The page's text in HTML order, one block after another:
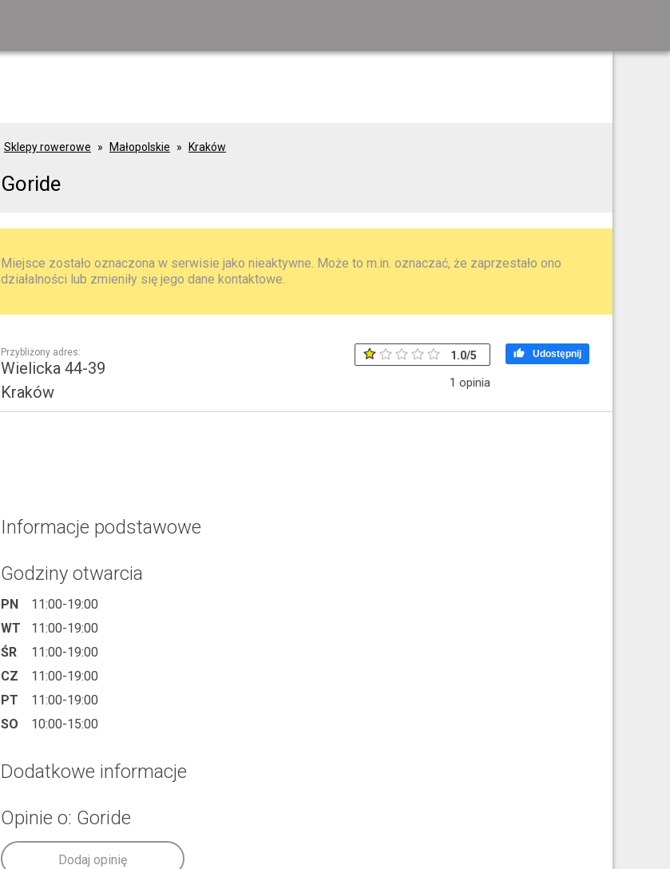
Sklepy rowerowe Małopolskie Kraków
Goride
Miejsce zostało oznaczona w serwisie jako nieaktywne. Może to m.in. oznaczać, że zaprzestało ono
działalności lub zmieniły się jego dane kontaktowe.
Przybliżony adres:
Wielicka 44-39
Kraków
1.0/5
1 opinia
 Udostępnij
Informacje podstawowe
Godziny otwarcia
PN
11:00-19:00
WT
11:00-19:00
ŚR
11:00-19:00
CZ
11:00-19:00
PT
11:00-19:00
SO
10:00-15:00
Dodatkowe informacje
Opinie o: Goride
Dodaj opinię